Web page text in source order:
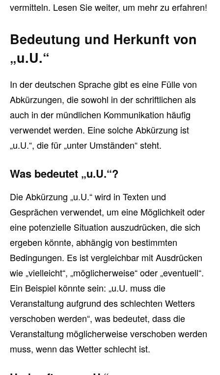
vermitteln. Lesen Sie weiter, um mehr zu erfahren!
Bedeutung und Herkunft von
„u.U.“
In der deutschen Sprache gibt es eine Fülle von
Abkürzungen, die sowohl in der schriftlichen als
auch in der mündlichen Kommunikation häufig
verwendet werden. Eine solche Abkürzung ist
„u.U.“, die für „unter Umständen“ steht.
Was bedeutet „u.U.“?
Die Abkürzung „u.U.“ wird in Texten und
Gesprächen verwendet, um eine Möglichkeit oder
eine potenzielle Situation auszudrücken, die sich
ergeben könnte, abhängig von bestimmten
Bedingungen. Es ist vergleichbar mit Ausdrücken
wie „vielleicht“, „möglicherweise“ oder „eventuell“.
Ein Beispiel könnte sein: „u.U. muss die
Veranstaltung aufgrund des schlechten Wetters
verschoben werden“, was bedeutet, dass die
Veranstaltung möglicherweise verschoben werden
muss, wenn das Wetter schlecht ist.